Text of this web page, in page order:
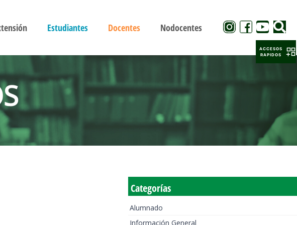
Estudiantes Docentes Nodocentes
Categorías
Alumnado
Información General
ACCESOS
RAPIDOS